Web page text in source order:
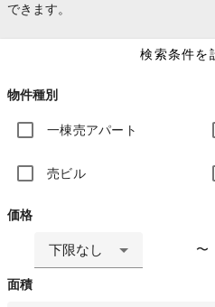
できます。
検索条件を
物件種別
一棟売アパート
売ビル
価格
下限なし 〜
面積